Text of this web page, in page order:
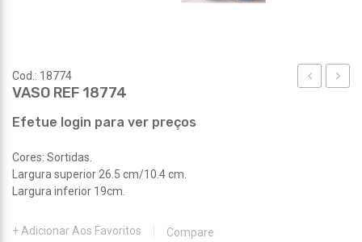
Cod.: 18774
VASO REF 18774
Efetue login para ver preços
Cores: Sortidas.
Largura superior 26.5 cm/10.4 cm.
Largura inferior 19cm.
Adicionar Aos Favoritos Compare